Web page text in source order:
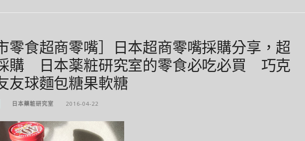
零食超商零嘴］日本超商零嘴採購分享，超
購 日本薬粧研究室的零食必吃必買 巧克
友球麵包糖果軟糖
日本藥粧研究室 2016-04-22